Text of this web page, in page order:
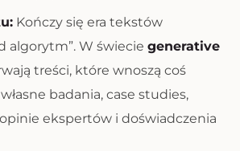
Kończy się era tekstów
algorytm”. W świecie generative
treści, które wnoszą coś
badania, case studies,
ekspertów i doświadczenia